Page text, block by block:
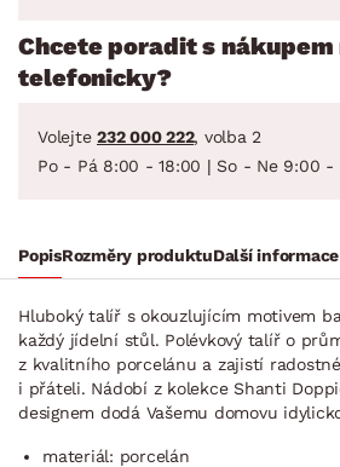
Chcete poradit s
telefonicky?
Volejte 232 000 222, volba 2
Po - Pá 8:00 - 18:00 | So - Ne 9:00 -
PopisRozměry produktuDalší informace
Hluboký talíř s okouzlujícím motivem
každý jídelní stůl. Polévkový talíř o
z kvalitního porcelánu a zajistí
i přáteli. Nádobí z kolekce Shanti
designem dodá Vašemu domovu
materiál: porcelán